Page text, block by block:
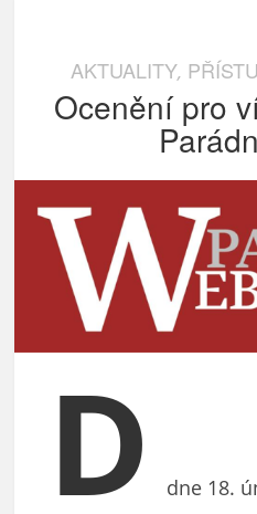
AKTUALITY,
Ocenění pro
D
dne 18.